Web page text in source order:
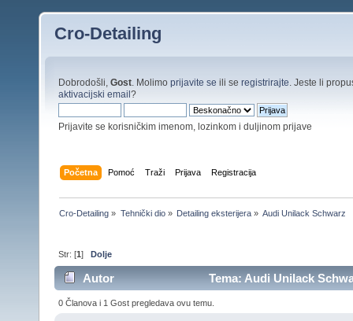
Cro-Detailing
Dobrodošli, Gost . Molimo prijavite se ili se registrirajte . Jeste li
aktivacijski email?
Prijavite se korisničkim imenom, lozinkom i duljinom prijave
Početna Pomoć Traži Prijava Registracija
Cro-Detailing » Tehnički dio» Detailing eksterijera» Audi Unilack Schwarz
Str: [1]Dolje
Autor Tema: Audi Unilack
0 Članova i 1 Gost pregledava ovu temu.